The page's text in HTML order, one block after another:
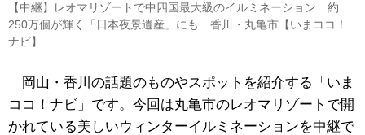
【中継】レオマリゾートで中四国最大級のイルミネーション 約
250万個が輝く「日本夜景遺産」にも 香川・丸亀市【いまココ！
ナビ】
岡山・香川の話題のものやスポットを紹介する「いま
ココ！ナビ」です。今回は丸亀市のレオマリゾートで開
かれている美しいウィンターイルミネーションを中継で